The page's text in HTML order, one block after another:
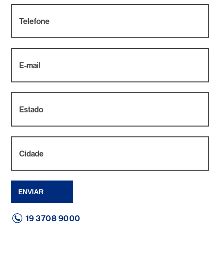
ENVIAR
19 3708 9000